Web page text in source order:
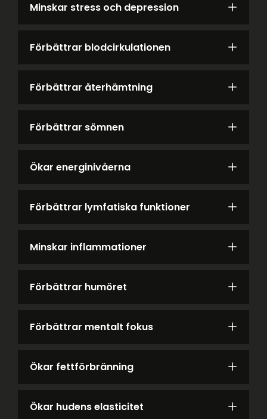
Minskar stress och depression
Förbättrar blodcirkulationen
Förbättrar återhämtning
Förbättrar sömnen
Ökar energinivåerna
Förbättrar lymfatiska funktioner
Minskar inflammationer
Förbättrar humöret
Förbättrar mentalt fokus
Ökar fettförbränning
Ökar hudens elasticitet